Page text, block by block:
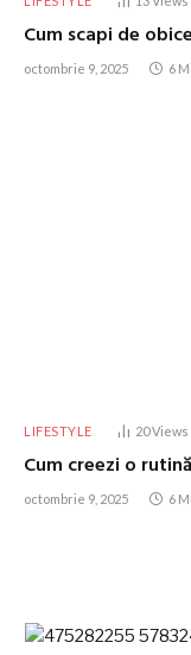
Cum scapi de
octombrie 9, 2025 6
LIFESTYLE 20Views
Cum creezi o
octombrie 9, 2025 6